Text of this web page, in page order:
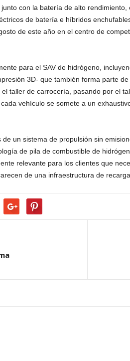
con la batería de alto
de batería e híbridos
de este año en el centro de
para el SAV de hidrógeno,
3D- que también forma parte
taller de carrocería, pasando por el
vehículo se somete a un
un sistema de propulsión sin
de pila de combustible de
relevante para los clientes que
de una infraestructura de